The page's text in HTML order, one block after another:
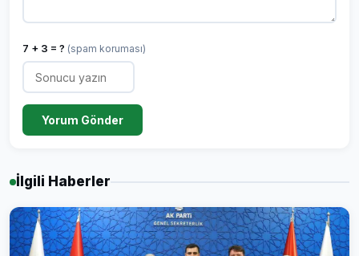
7 + 3 = ? (spam koruması)
Yorum Gönder
İlgili Haberler